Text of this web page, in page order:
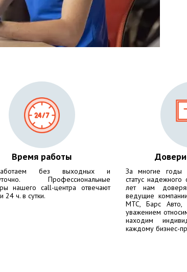
Время работы
без выходных и
Профессиональные
нашего call-центра отвечают
24 ч. в сутки.
За многие годы
статус
лет нам
ведущие
МТС, Барс Авто,
уважением
находим
каждому бизнес-